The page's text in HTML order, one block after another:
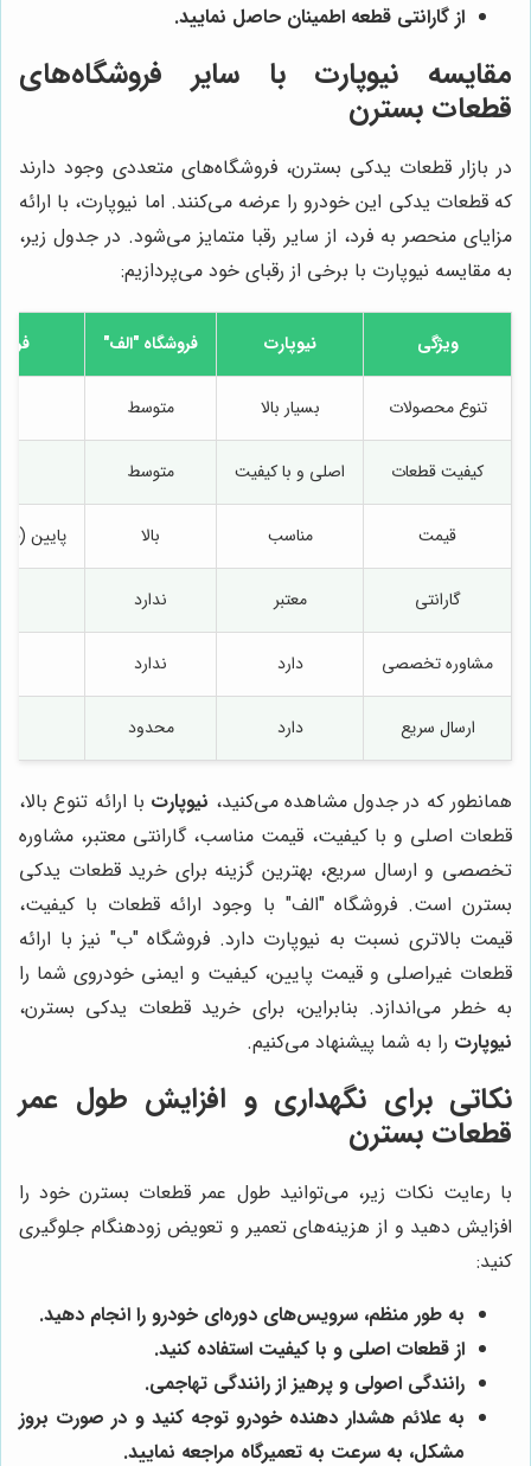
از گارانتی قطعه اطمینان حاصل نمایید.
مقایسه نیوپارت با سایر فروشگاه‌های
قطعات بسترن
در بازار قطعات یدکی بسترن، فروشگاه‌های متعددی وجود دارند
که قطعات یدکی این خودرو را عرضه می‌کنند. اما نیوپارت، با ارائه
مزایای منحصر به فرد، از سایر رقبا متمایز می‌شود. در جدول زیر،
به مقایسه نیوپارت با برخی از رقبای خود می‌پردازیم:
ویژگی نیوپارت فروشگاه "الف"
تنوع محصولات بسیار بالا متوسط
کیفیت قطعات اصلی و با کیفیت متوسط
قیمت مناسب بالا پایین
گارانتی معتبر ندارد
مشاوره تخصصی دارد ندارد
ارسال سریع دارد محدود
همانطور که در جدول مشاهده می‌کنید، نیوپارت با ارائه تنوع بالا،
قطعات اصلی و با کیفیت، قیمت مناسب، گارانتی معتبر، مشاوره
تخصصی و ارسال سریع، بهترین گزینه برای خرید قطعات یدکی
بسترن است. فروشگاه "الف" با وجود ارائه قطعات با کیفیت،
قیمت بالاتری نسبت به نیوپارت دارد. فروشگاه "ب" نیز با ارائه
قطعات غیراصلی و قیمت پایین، کیفیت و ایمنی خودروی شما را
به خطر می‌اندازد. بنابراین، برای خرید قطعات یدکی بسترن،
نیوپارت را به شما پیشنهاد می‌کنیم.
نکاتی برای نگهداری و افزایش طول عمر
قطعات بسترن
با رعایت نکات زیر، می‌توانید طول عمر قطعات بسترن خود را
افزایش دهید و از هزینه‌های تعمیر و تعویض زودهنگام جلوگیری
کنید:
به طور منظم، سرویس‌های دوره‌ای خودرو را انجام دهید.
از قطعات اصلی و با کیفیت استفاده کنید.
رانندگی اصولی و پرهیز از رانندگی تهاجمی.
به علائم هشدار دهنده خودرو توجه کنید و در صورت بروز
مشکل، به سرعت به تعمیرگاه مراجعه نمایید.